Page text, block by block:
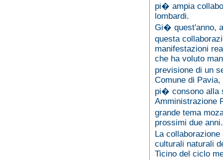
pi� ampia
lombardi.
Gi� quest'anno,
questa
manifestazioni
che ha voluto
previsione di un
Comune di
pi� consono alla
Amministrazione
grande tema
prossimi due anni.
La
culturali naturali
Ticino del ciclo